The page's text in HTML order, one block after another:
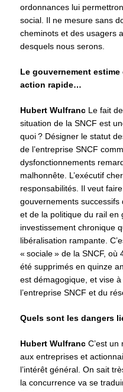
ordonnances lui
social. Il ne mesure sans
cheminots et des usagers
desquels nous serons.
Le gouvernement
action rapide…
Hubert Wulfranc Le fait
situation de la SNCF est
quoi ? Désigner le statut
de l’entreprise SNCF
dysfonctionnements
malhonnête. L’exécutif
responsabilités. Il veut
gouvernements successifs
et de la politique du rail en
investissement chronique
libéralisation rampante.
« sociale » de la SNCF, où
été supprimés en quinze
est démagogique, et vise
l’entreprise SNCF et du
Quels sont les dangers
Hubert Wulfranc C’est un
aux entreprises et
l’intérêt général. On sait
la concurrence va se